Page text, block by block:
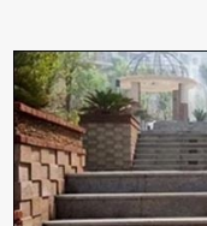
cưới cô để có con.
khóc lóc,” anh ta gằn
Tiếng cánh cửa đóng lại,
đứng chết lặng giữa cơn
mất sớm. Tôi chẳng có
ai thân thiết đến mức có